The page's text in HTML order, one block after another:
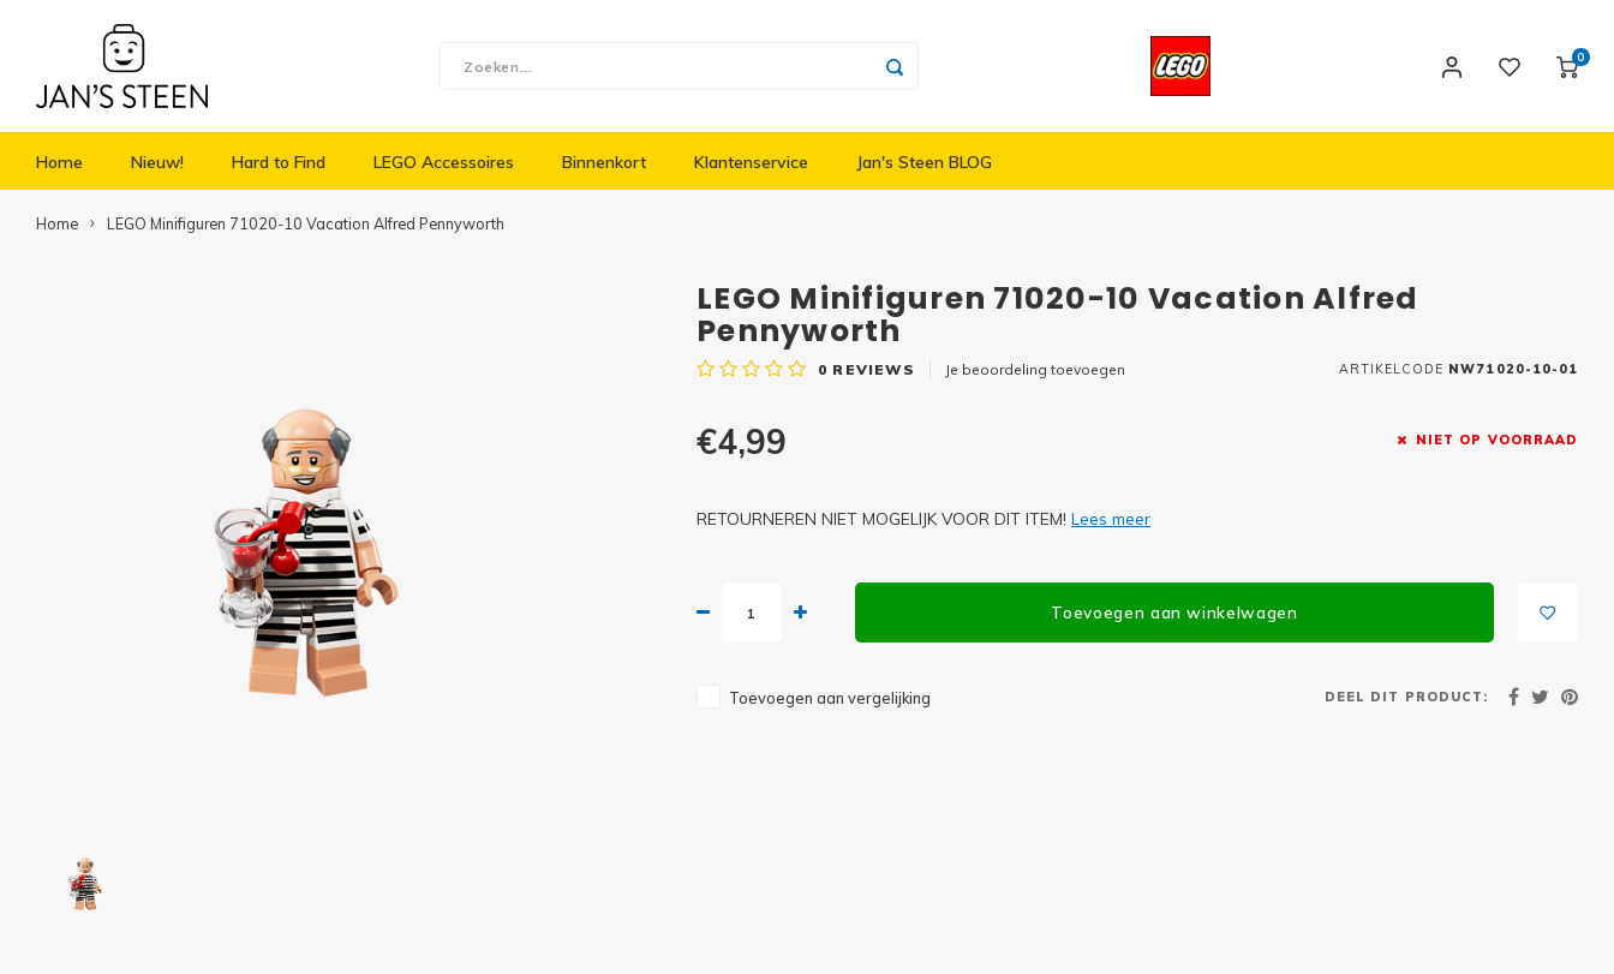
0
Home Nieuw! Hard to Find LEGO Accessoires Binnenkort Klantenservice Jan's Steen BLOG
Home LEGO Minifiguren 71020-10 Vacation Alfred Pennyworth
LEGO Minifiguren 71020-10 Vacation Alfred
Pennyworth
0 REVIEWS Je beoordeling toevoegen ARTIKELCODE NW71020-10-01
€4,99 NIET OP VOORRAAD
RETOURNEREN NIET MOGELIJK VOOR DIT ITEM! Lees meer
Toevoegen aan winkelwagen
Toevoegen aan vergelijking DEEL DIT PRODUCT: